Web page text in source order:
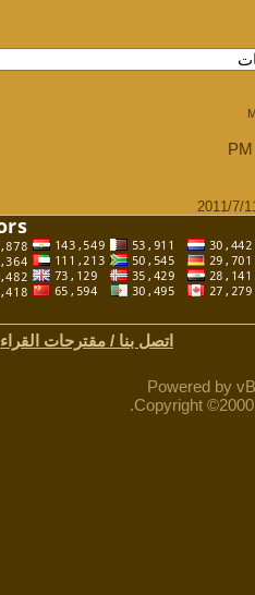
.
اتصل بنا / مقترحات القراء
Powered by
Copyright